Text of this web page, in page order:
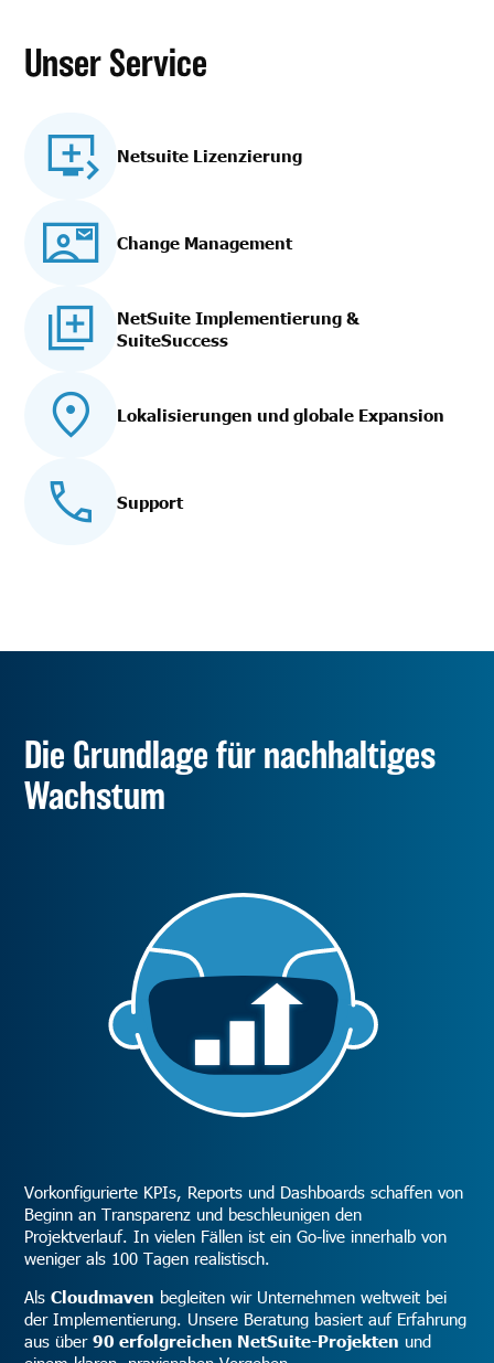
Unser Service
Netsuite Lizenzierung
Change Management
NetSuite Implementierung &
SuiteSuccess
Lokalisierungen und globale Expansion
Support
Die Grundlage für nachhaltiges
Wachstum
Vorkonfigurierte KPIs, Reports und Dashboards schaffen von
Beginn an Transparenz und beschleunigen den
Projektverlauf. In vielen Fällen ist ein Go-live innerhalb von
weniger als 100 Tagen realistisch.
AlsCloudmaven begleiten wir Unternehmen weltweit bei
der Implementierung. Unsere Beratung basiert auf Erfahrung
aus über90 erfolgreichen NetSuite-Projekten und